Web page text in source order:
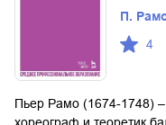
П.
4
Пьер Рамо (1674-1748) –